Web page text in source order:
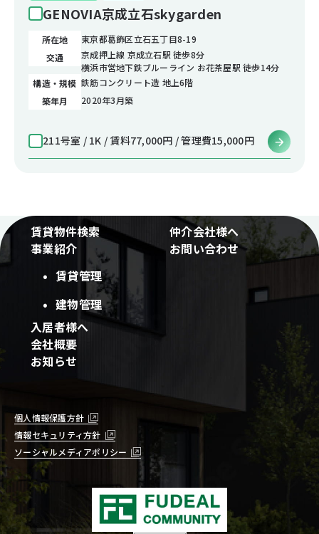
GENOVIA京成立石skygarden
所在地
東京都葛飾区立石五丁目8-19
交通
京成押上線 京成立石駅 徒歩8分
横浜市営地下鉄ブルーライン お花茶屋駅 徒歩14分
構造・規模 鉄筋コンクリート造 地上6階
築年月
2020年3月築
211号室 / 1K / 賃料77,000円 / 管理費15,000円
賃貸物件検索
事業紹介
賃貸管理
建物管理
入居者様へ
会社概要
お知らせ
仲介会社様へ
お問い合わせ
個人情報保護方針
ソーシャルメディアポリシー
情報セキュリティ方針